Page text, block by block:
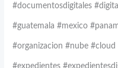
#documentosdigitales
#guatemala #mexico
#organizacion #nube
#expedientes